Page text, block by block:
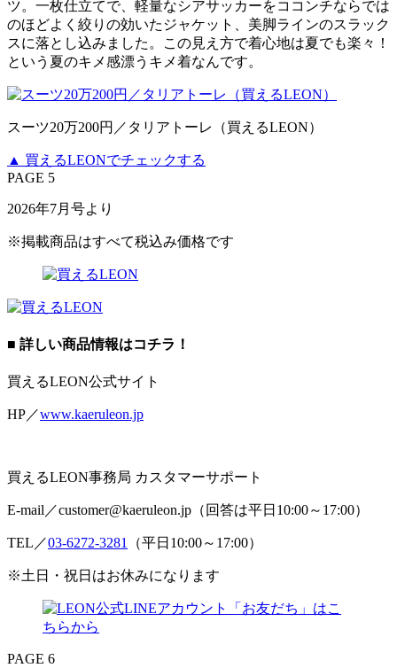
ツ。一枚仕立てで、軽量なシアサッカーをココンチならでは
のほどよく絞りの効いたジャケット、美脚ラインのスラック
スに落とし込みました。この見え方で着心地は夏でも楽々！
という夏のキメ感漂うキメ着なんです。
スーツ20万200円／タリアトーレ（買えるLEON）
▲ 買えるLEONでチェックする
PAGE 5
2026年7月号より
※掲載商品はすべて税込み価格です
■ 詳しい商品情報はコチラ！
買えるLEON公式サイト
HP／www.kaeruleon.jp
買えるLEON事務局 カスタマーサポート
E-mail／customer@kaeruleon.jp（回答は平日10:00～17:00）
TEL／03-6272-3281 （平日10:00～17:00）
※土日・祝日はお休みになります
PAGE 6